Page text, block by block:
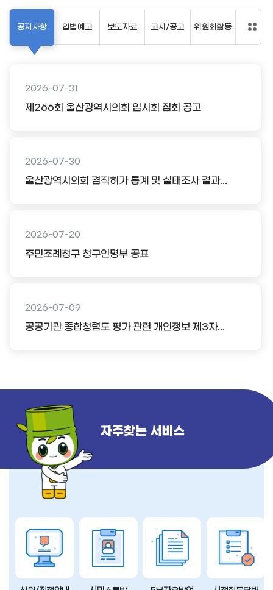
공지사항
2026-07-31
제266회 울산광역시의회 임시회 집회 공고
2026-07-30
울산광역시의회 겸직허가 통계 및 실태조사 결과...
2026-07-20
주민조례청구 청구인명부 공표
2026-07-09
공공기관 종합청렴도 평가 관련 개인정보 제3자...
입법예고 보도자료 고시/공고 위원회활동
자주찾는 서비스